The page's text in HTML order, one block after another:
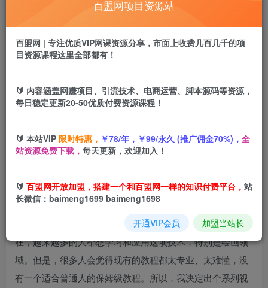
盟币 9.9
立即购买
开场引入
你听说过 AI 生成艺术吗？这可是最近最火的话题之一！现
在，越来越多的人都想学习和应用这项技术，特别是绘画领
域。但是，很多人会觉得现有的教程都太专业、太难懂，没
有一个适合普通人的保姆级教程。所以，我决定出个系列视
百盟网项目资源站
百盟网 | 专注优质VIP网课资源分享，市面上收费几百几千的项
目资源课程这里全部都有！
🔰 内容涵盖网赚项目、引流技术、电商运营、脚本源码等资源，
每日稳定更新20-50优质付费资源课程！
🔰 本站VIP 限时特惠， ￥78/年，￥99/永久 (推广佣金70%)， 全
站资源免费下载， 每天更新，欢迎加入！
🔰 百盟网开放加盟，搭建一个和百盟网一样的知识付费平台， 站
长微信：baimeng1699 baimeng1698
开通VIP会员 加盟当站长